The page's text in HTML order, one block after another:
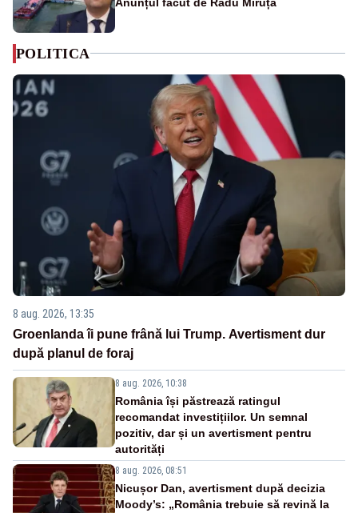
POLITICA
8 aug. 2026, 13:35
Groenlanda îi pune frână lui Trump. Avertisment dur
după planul de foraj
8 aug. 2026, 10:38
România își păstrează ratingul
recomandat investițiilor. Un semnal
pozitiv, dar și un avertisment pentru
autorități
8 aug. 2026, 08:51
Nicușor Dan, avertisment după decizia
Moody’s: „România trebuie să revină la